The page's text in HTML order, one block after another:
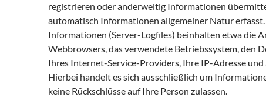
registrieren oder anderweitig Informationen
automatisch Informationen allgemeiner Natur erfasst.
Informationen (Server-Logfiles) beinhalten etwa die
Webbrowsers, das verwendete Betriebssystem, den
Ihres Internet-Service-Providers, Ihre IP-Adresse und
Hierbei handelt es sich ausschließlich um
keine Rückschlüsse auf Ihre Person zulassen.